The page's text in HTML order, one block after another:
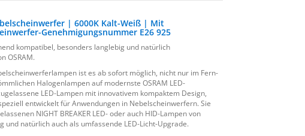
| 6000K Kalt-Weiß | Mit
Genehmigungsnummer E26 925
kompatibel, besonders langlebig und natürlich
OSRAM.
ist es ab sofort möglich, nicht nur im Fern-
Halogenlampen auf modernste OSRAM LED-
LED-Lampen mit innovativem kompaktem Design,
entwickelt für Anwendungen in Nebelscheinwerfern. Sie
NIGHT BREAKER LED- oder auch HID-Lampen von
und natürlich auch als umfassende LED-Licht-Upgrade.